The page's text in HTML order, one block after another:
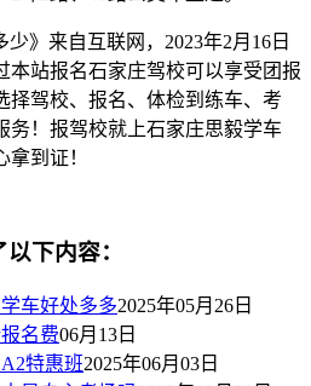
少》来自互联网，2023年2月16日
本站报名石家庄驾校可以享受团报
择驾校、报名、体检到练车、考
务！报驾校就上石家庄思毅学车
到证！
下内容：
车好处多多2025年05月26日
名费06月13日
特惠班2025年06月03日